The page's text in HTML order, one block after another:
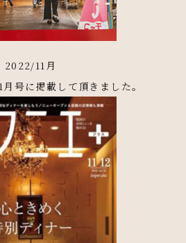
2022/11月
号に掲載して頂きました。